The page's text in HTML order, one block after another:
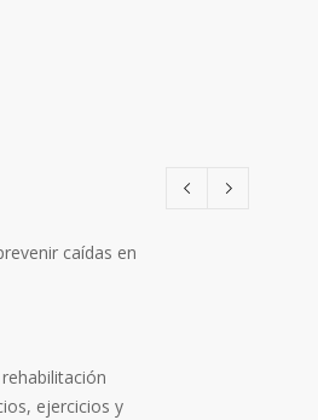
caídas en
ejercicios y